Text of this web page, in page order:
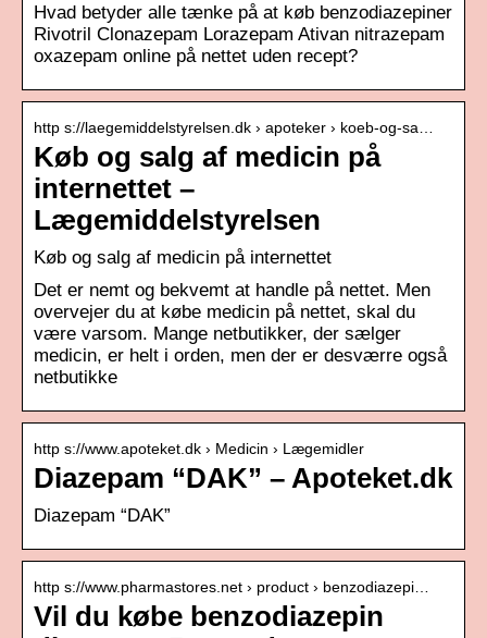
Hvad betyder alle tænke på at køb benzodiazepiner
Rivotril Clonazepam Lorazepam Ativan nitrazepam
oxazepam online på nettet uden recept?
http s://laegemiddelstyrelsen.dk › apoteker › koeb-og-sa…
Køb og salg af medicin på
internettet –
Lægemiddelstyrelsen
Køb og salg af medicin på internettet
Det er nemt og bekvemt at handle på nettet. Men
overvejer du at købe medicin på nettet, skal du
være varsom. Mange netbutikker, der sælger
medicin, er helt i orden, men der er desværre også
netbutikke
http s://www.apoteket.dk › Medicin › Lægemidler
Diazepam “DAK” – Apoteket.dk
Diazepam “DAK”
http s://www.pharmastores.net › product › benzodiazepi…
Vil du købe benzodiazepin